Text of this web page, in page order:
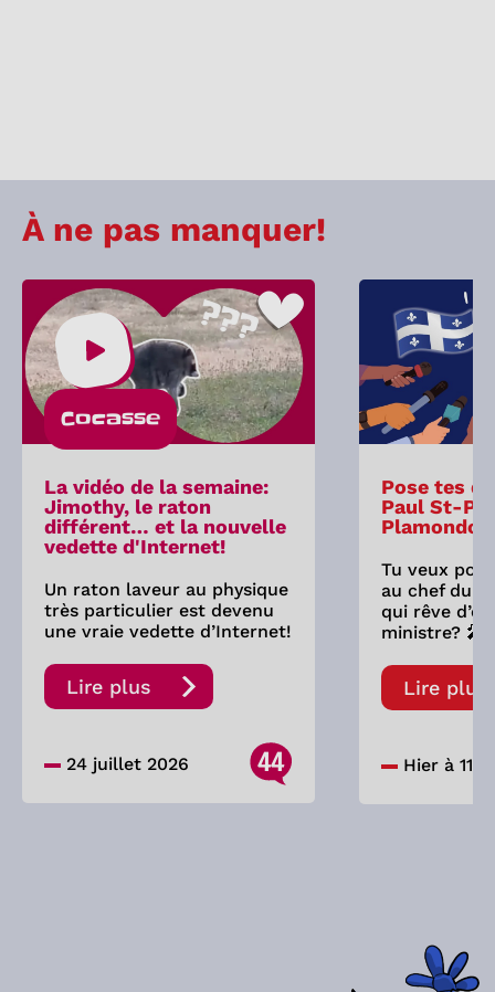
À ne pas manquer!
Cocasse
La vidéo de la semaine:
Jimothy, le raton
différent… et la nouvelle
vedette d'Internet!
Un raton laveur au physique
très particulier est devenu
une vraie vedette d’Internet!
Lire plus
24 juillet 2026 44
Pose tes
Paul St-
Tu veux
au chef du
qui rêve
ministre? 🎤
Lire plus
Hier à